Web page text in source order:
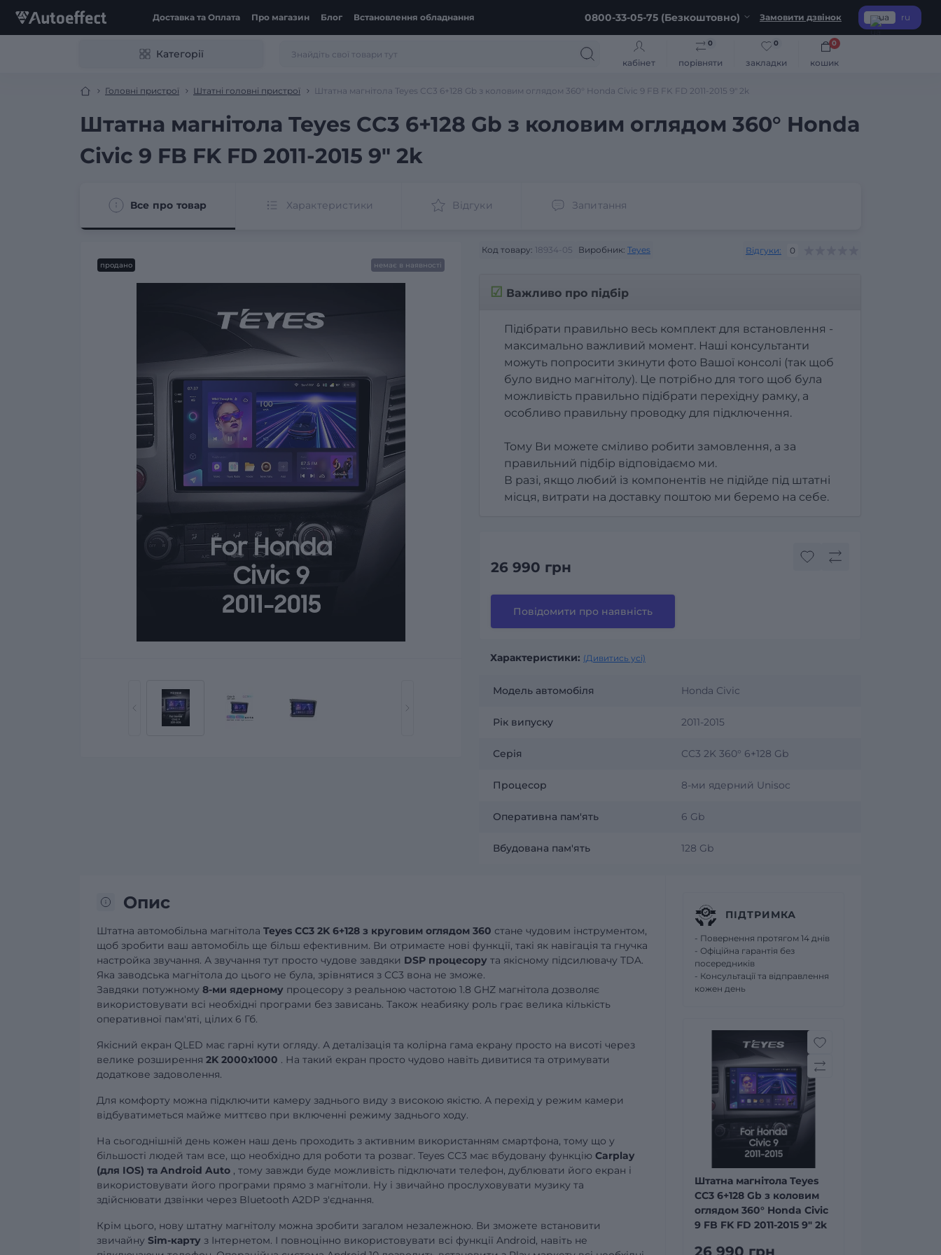
Доставка та Оплата Про магазин Блог Встановлення обладнання 0800-33-05-75 (Безкоштовно) Замовити дзвінок ua ru
Категорії
кабінет порівняти
0
закладки
0
кошик
0
Головні пристрої Штатні головні пристрої Штатна магнітола Teyes CC3 6+128 Gb з коловим оглядом 360° Honda Civic 9 FB FK FD 2011-2015 9" 2k
Штатна магнітола Teyes CC3 6+128 Gb з коловим оглядом 360° Honda
Civic 9 FB FK FD 2011-2015 9" 2k
Все про товар Характеристики Відгуки Запитання
продано немає в наявності
Код товару: 18934-05 Виробник: Teyes Відгуки: 0
☑ Важливо про підбір
Підібрати правильно весь комплект для встановлення -
максимально важливий момент. Наші консультанти
можуть попросити зкинути фото Вашої консолі (так щоб
було видно магнітолу). Це потрібно для того щоб була
можливість правильно підібрати перехідну рамку, а
особливо правильну проводку для підключення.
Тому Ви можете сміливо робити замовлення, а за
правильний підбір відповідаємо ми.
В разі, якщо любий із компонентів не підійде під штатні
місця, витрати на доставку поштою ми беремо на себе.
26 990 грн
Повідомити про наявність
Характеристики: (Дивитись усі)
Модель автомобіля Honda Civic
Рік випуску 2011-2015
Серія CC3 2K 360° 6+128 Gb
Процесор 8-ми ядерний Unisoc
Оперативна пам'ять 6 Gb
Вбудована пам'ять 128 Gb
Опис
Штатна автомобільна магнітола Teyes CC3 2K 6+128 з круговим оглядом 360 стане чудовим інструментом,
щоб зробити ваш автомобіль ще більш ефективним. Ви отримаєте нові функції, такі як навігація та гнучка
настройка звучання. А звучання тут просто чудове завдяки DSP процесору та якісному підсилювачу TDA.
Яка заводська магнітола до цього не була, зрівнятися з CC3 вона не зможе.
Завдяки потужному 8-ми ядерному процесору з реальною частотою 1.8 GHZ магнітола дозволяє
використовувати всі необхідні програми без зависань. Також неабияку роль грає велика кількість
оперативної пам'яті, цілих 6 Гб.
Якісний екран QLED має гарні кути огляду. А деталізація та колірна гама екрану просто на висоті через
велике розширення 2K 2000x1000 . На такий екран просто чудово навіть дивитися та отримувати
додаткове задоволення.
Для комфорту можна підключити камеру заднього виду з високою якістю. А перехід у режим камери
відбуватиметься майже миттєво при включенні режиму заднього ходу.
На сьогоднішній день кожен наш день проходить з активним використанням смартфона, тому що у
більшості людей там все, що необхідно для роботи та розваг. Teyes CC3 має вбудовану функцію Carplay
(для IOS) та Android Auto , тому завжди буде можливість підключати телефон, дублювати його екран і
використовувати його програми прямо з магнітоли. Ну і звичайно прослуховувати музику та
здійснювати дзвінки через Bluetooth A2DP з'єднання.
Крім цього, нову штатну магнітолу можна зробити загалом незалежною. Ви зможете встановити
звичайну Sim-карту з Інтернетом. І повноцінно використовувати всі функції Android, навіть не
ПІДТРИМКА
- Повернення протягом 14 днів
- Офіційна гарантія без
посередників
- Консультації та відправлення
кожен день
Штатна магнітола Teyes
CC3 6+128 Gb з коловим
оглядом 360° Honda Civic
9 FB FK FD 2011-2015 9" 2k
26 990 грн